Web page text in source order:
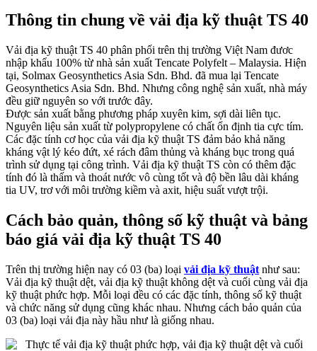
Thông tin chung về vải địa kỹ thuật TS 40
Vải địa kỹ thuật TS 40 phân phối trên thị trường Việt Nam đươc
nhập khẩu 100% từ nhà sản xuất Tencate Polyfelt – Malaysia. Hiện
tại, Solmax Geosynthetics Asia Sdn. Bhd. đã mua lại Tencate
Geosynthetics Asia Sdn. Bhd. Nhưng công nghệ sản xuất, nhà máy
đều giữ nguyên so với trước đây​.
Được sản xuất bằng phương pháp xuyên kim, sợi dài liên tục.
Nguyên liệu sản xuất từ ​​polypropylene có chất ổn định tia cực tím.
Các đặc tính cơ học của vải địa kỹ thuật TS đảm bảo khả năng
kháng vật lý kéo đứt, xé rách đâm thủng và kháng bục trong quá
trình sử dụng tại công trình. Vải địa kỹ thuật TS còn có thêm đặc
tính đó là thấm và thoát nước vô cùng tốt và độ bền lâu dài kháng
tia UV, trơ với môi trường kiềm và axit, hiệu suất vượt trội.
Cách bảo quản, thông số kỹ thuật và bảng
báo giá vải địa kỹ thuật TS 40
Trên thị trường hiện nay có 03 (ba) loại vải địa kỹ thuật như sau:
Vải địa kỹ thuật dệt, vải địa kỹ thuật không dệt và cuối cùng vải địa
kỹ thuật phức hợp. Mỗi loại đều có các đặc tính, thông số kỹ thuật
và chức năng sử dụng cũng khác nhau. Nhưng cách bảo quản của
03 (ba) loại vải địa này hầu như là giống nhau.